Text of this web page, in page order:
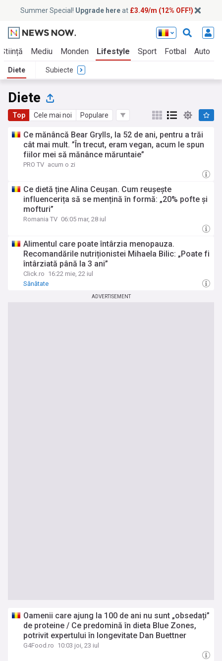
Summer Special! Upgrade hereat £3.49/m (12% OFF!)
Știință Mediu Monden Lifestyle Sport Fotbal Auto
Diete Subiecte
Diete
Top Cele mai noi Populare
Ce mănâncă Bear Grylls, la 52 de ani, pentru a trăi
cât mai mult. ”În trecut, eram vegan, acum le spun
fiilor mei să mănânce măruntaie”
PRO TV acum o zi
Ce dietă ține Alina Ceușan. Cum reușește
influencerița să se mențină în formă: „20% pofte și
mofturi”
Romania TV 06:05 mar, 28 iul
Alimentul care poate întârzia menopauza.
Recomandările nutriționistei Mihaela Bilic: „Poate fi
întârziată până la 3 ani”
Click.ro 16:22 mie, 22 iul
Sănătate
ADVERTISEMENT
Oamenii care ajung la 100 de ani nu sunt „obsedați”
de proteine / Ce predomină în dieta Blue Zones,
potrivit expertului în longevitate Dan Buettner
G4Food.ro 10:03 joi, 23 iul